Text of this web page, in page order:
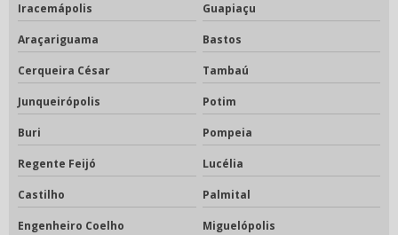
Iracemápolis Guapiaçu
Araçariguama Bastos
Cerqueira César Tambaú
Junqueirópolis Potim
Buri Pompeia
Regente Feijó Lucélia
Castilho Palmital
Engenheiro Coelho Miguelópolis